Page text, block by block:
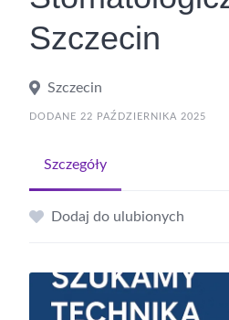
Szczecin
Szczecin
DODANE 22 PAŹDZIERNIKA 2025
Szczegóły
Dodaj do ulubionych